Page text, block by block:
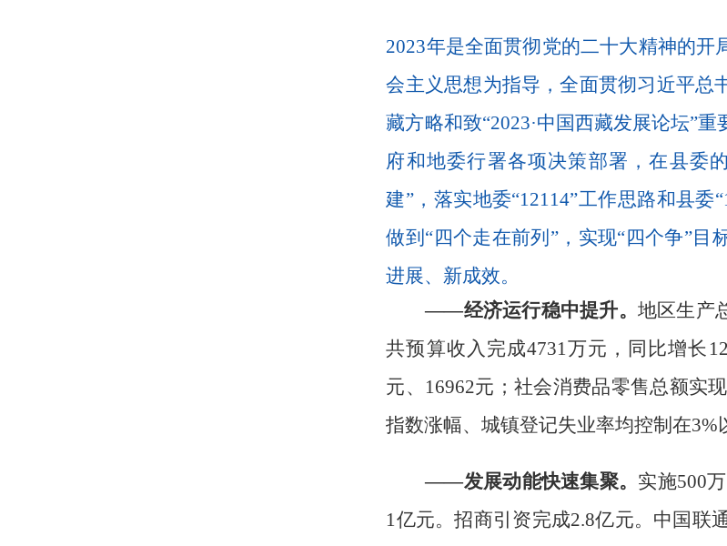
2023年是全面贯彻党的二十大精神的开
会主义思想为指导，全面贯彻习近平总
藏方略和致“2023·中国西藏发展论坛”重
府和地委行署各项决策部署，在县委
建”，落实地委“12114”工作思路和县委“
做到 “四个走在前列”， 实现“四个争”目
进展、新成效。
——经济运行稳中提升。 地区生产
共预算收入完成4731万元，同比增长
元、 16962元；社会消费品零售总额实现
指数涨幅、城镇登记失业率均控制在3%
——发展动能快速集聚。 实施500
1亿元。招商引资完成2.8亿元。 中国联